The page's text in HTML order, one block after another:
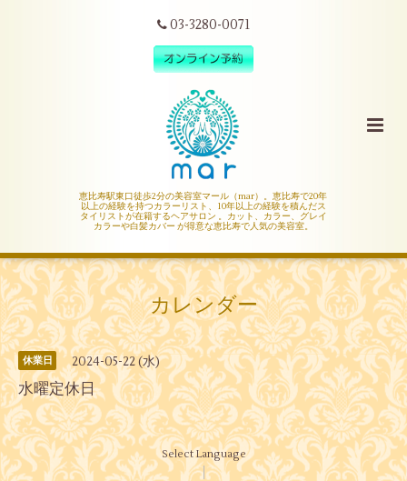
03-3280-0071
恵比寿駅東口徒歩2分の美容室マール（mar）。恵比寿で20年
以上の経験を持つカラーリスト、10年以上の経験を積んだス
タイリストが在籍するヘアサロン 。カット、カラー、グレイ
カラーや白髪カバー が得意な恵比寿で人気の美容室。
カレンダー
休業日 2024-05-22 (水)
水曜定休日
Select Language